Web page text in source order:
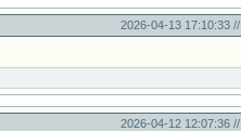
2026-04-13 17:10:33 //
2026-04-12 12:07:36 //